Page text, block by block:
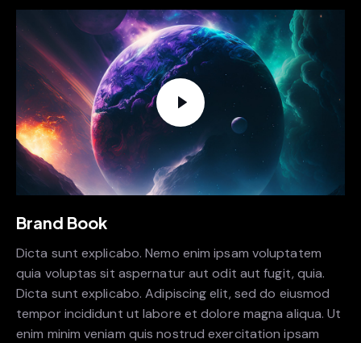
Brand Book
Dicta sunt explicabo. Nemo enim ipsam voluptatem
quia voluptas sit aspernatur aut odit aut fugit, quia.
Dicta sunt explicabo. Adipiscing elit, sed do eiusmod
tempor incididunt ut labore et dolore magna aliqua. Ut
enim minim veniam quis nostrud exercitation ipsam